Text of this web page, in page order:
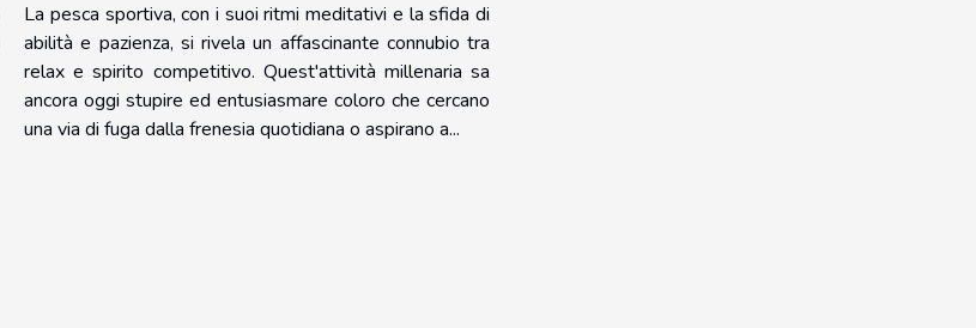
La pesca sportiva, con i suoi ritmi meditativi e la sfida di
abilità e pazienza, si rivela un affascinante connubio tra
relax e spirito competitivo. Quest'attività millenaria sa
ancora oggi stupire ed entusiasmare coloro che cercano
una via di fuga dalla frenesia quotidiana o aspirano a...